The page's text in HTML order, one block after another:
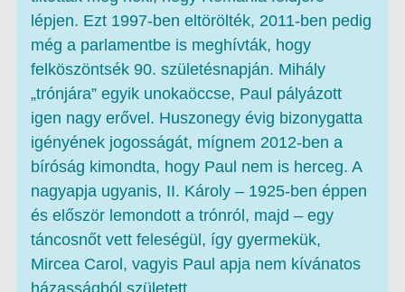
lépjen. Ezt 1997-ben eltörölték, 2011-ben pedig
még a parlamentbe is meghívták, hogy
felköszöntsék 90. születésnapján. Mihály
„trónjára” egyik unokaöccse, Paul pályázott
igen nagy erővel. Huszonegy évig bizonygatta
igényének jogosságát, mígnem 2012-ben a
bíróság kimondta, hogy Paul nem is herceg. A
nagyapja ugyanis, II. Károly – 1925-ben éppen
és először lemondott a trónról, majd – egy
táncosnőt vett feleségül, így gyermekük,
Mircea Carol, vagyis Paul apja nem kívánatos
házasságból született.